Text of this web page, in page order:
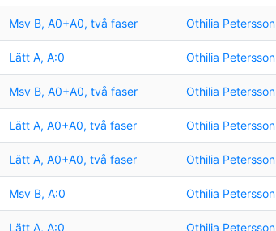
Msv B, A0+A0, två faser Othilia Petersson
Lätt A, A:0 Othilia Petersson
Msv B, A0+A0, två faser Othilia Petersson
Lätt A, A0+A0, två faser Othilia Petersson
Lätt A, A0+A0, två faser Othilia Petersson
Msv B, A:0 Othilia Petersson
Lätt A, A:0 Othilia Petersson